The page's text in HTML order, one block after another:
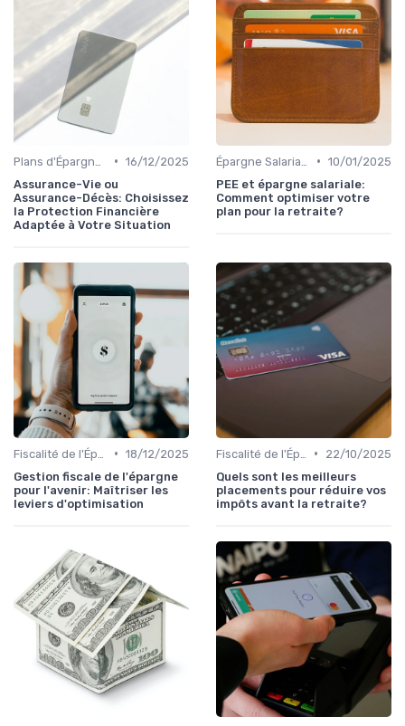
• 16/12/2025
Assurance-Vie ou
Assurance-Décès: Choisissez
la Protection Financière
Adaptée à Votre Situation
• 10/01/2025
PEE et épargne salariale:
Comment optimiser votre
plan pour la retraite?
• 18/12/2025
Gestion fiscale de l'épargne
pour l'avenir: Maîtriser les
leviers d'optimisation
•
22/10/2025
Quels sont les meilleurs
placements pour réduire vos
impôts avant la retraite?